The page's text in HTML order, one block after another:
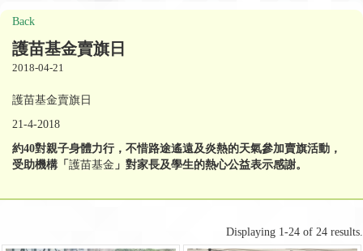
Back
護苗基金賣旗日
2018-04-21
護苗基金賣旗日
21-4-2018
約40對親子身體力行，不惜路途遙遠及炎熱的天氣參加賣旗活動，
受助機構「 護苗基金 」對家長及學生的熱心公益表示感謝。
Displaying 1-24 of 24 results.